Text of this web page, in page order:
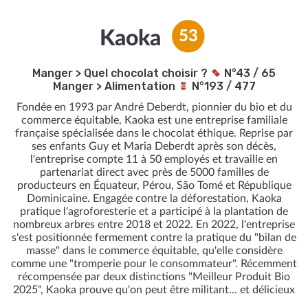
Kaoka 53
Manger > Quel chocolat choisir ?
N°43 / 65
Manger> Alimentation N°193 / 477
Fondée en 1993 par André Deberdt, pionnier du bio et du
commerce équitable, Kaoka est une entreprise familiale
française spécialisée dans le chocolat éthique. Reprise par
ses enfants Guy et Maria Deberdt après son décès,
l'entreprise compte 11 à 50 employés et travaille en
partenariat direct avec près de 5000 familles de
producteurs en Équateur, Pérou, São Tomé et République
Dominicaine. Engagée contre la déforestation, Kaoka
pratique l'agroforesterie et a participé à la plantation de
nombreux arbres entre 2018 et 2022. En 2022, l'entreprise
s'est positionnée fermement contre la pratique du "bilan de
masse" dans le commerce équitable, qu'elle considère
comme une "tromperie pour le consommateur". Récemment
récompensée par deux distinctions "Meilleur Produit Bio
2025", Kaoka prouve qu'on peut être militant... et délicieux